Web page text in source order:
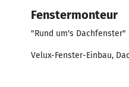
Fenstermonteur
"Rund um's Dachfenster"
Velux-Fenster-Einbau,